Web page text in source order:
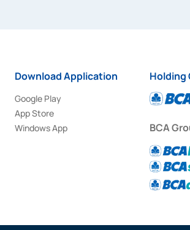
2014 dated February 28, 2014, a
Download Application
Google Play
App Store
Windows App
Holding
BCA